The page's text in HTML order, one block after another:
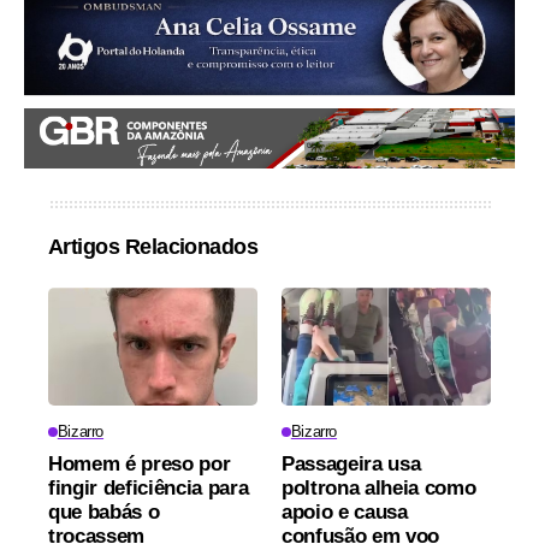
Artigos Relacionados
Bizarro
Homem é preso por
fingir deficiência para
que babás o
trocassem
Bizarro
Passageira usa
poltrona alheia como
apoio e causa
confusão em voo